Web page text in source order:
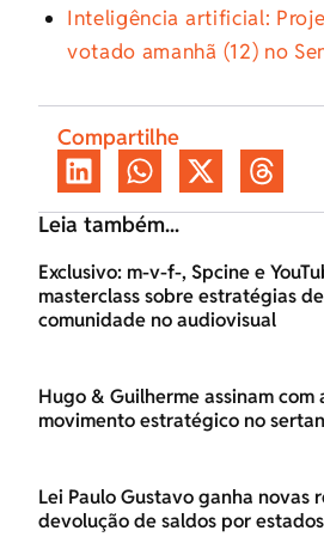
Inteligência artificial:
votado amanhã (12) no
Compartilhe
Leia também...
Exclusivo: m-v-f-, Spcine e
masterclass sobre estratégias
comunidade no audiovisual
Hugo & Guilherme assinam com
movimento estratégico no
Lei Paulo Gustavo ganha novas
devolução de saldos por